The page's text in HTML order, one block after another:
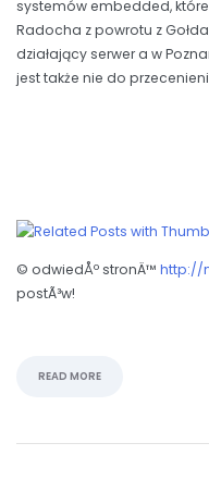
systemów embedded, które
Radocha z powrotu z
działający serwer a w
jest także nie do
© odwiedÅº stronÄ™ http://
postÃ³w!
READ MORE